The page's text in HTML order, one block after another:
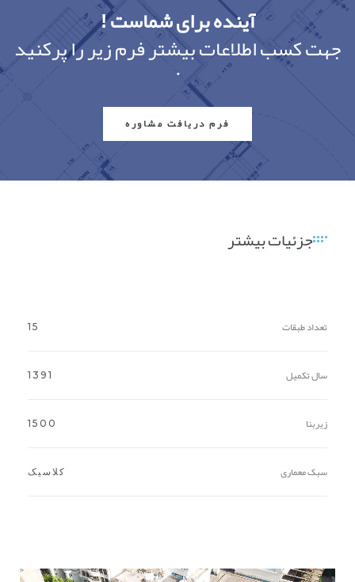
آینده برای شماست !
جهت کسب اطلاعات بیشتر فرم زیر را پرکنید
.
فرم دریافت مشاوره
جزئیات بیشتر
تعداد طبقات 15
سال تکمیل 1391
زیربنا 1500
سبک معماری کلاسیک